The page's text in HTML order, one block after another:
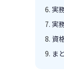
実
実
資
ま